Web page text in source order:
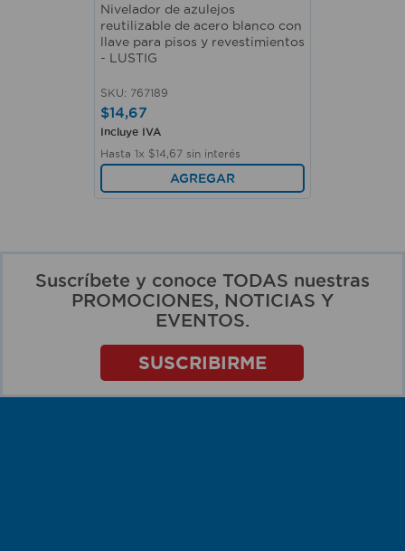
Nivelador de azulejos
reutilizable de acero blanco con
llave para pisos y revestimientos
- LUSTIG
SKU: 767189
$14,67
Incluye IVA
Hasta 1x $14 67 sin interés
AGREGAR
Suscríbete y conoce TODAS nuestras
PROMOCIONES, NOTICIAS Y
EVENTOS.
SUSCRIBIRME